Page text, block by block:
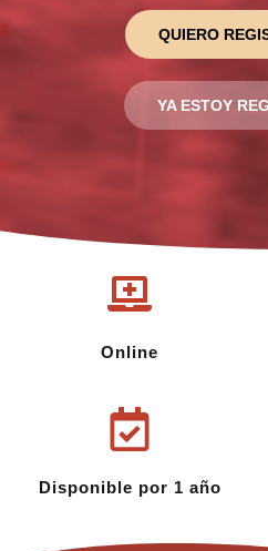
QUIERO
YA ESTOY
Online
Disponible por 1 año